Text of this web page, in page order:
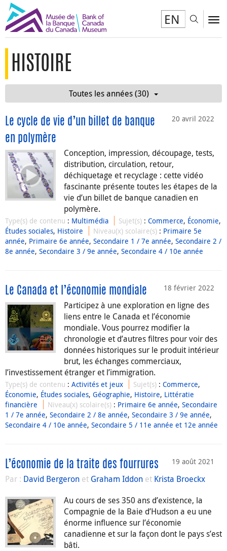
EN
HISTOIRE
Toutes les années (30)
20 avril 2022
Le cycle de vie d’un billet de banque
en polymère
Conception, impression, découpage, tests,
distribution, circulation, retour,
déchiquetage et recyclage : cette vidéo
fascinante présente toutes les étapes de la
vie d’un billet de banque canadien en
polymère.
Type(s) de contenu : Multimédia Sujet(s) :Commerce, Économie,
Études sociales, Histoire Niveau(x) scolaire(s) : Primaire 5e
année, Primaire 6e année, Secondaire 1 / 7e année, Secondaire 2 /
8e année, Secondaire 3 / 9e année, Secondaire 4 / 10e année
18 février 2022
Le Canada et l’économie mondiale
Participez à une exploration en ligne des
liens entre le Canada et l’économie
mondiale. Vous pourrez modifier la
chronologie et d’autres filtres pour voir des
données historiques sur le produit intérieur
brut, les échanges commerciaux,
l’investissement étranger et l’immigration.
Type(s) de contenu : Activités et jeux Sujet(s) :Commerce,
Économie, Études sociales, Géographie, Histoire, Littératie
financière
Niveau(x) scolaire(s) : Primaire 6e année,Secondaire
1 / 7e année, Secondaire 2 / 8e année, Secondaire 3 / 9e année,
Secondaire 4 / 10e année, Secondaire 5 / 11e année et 12e année
19 août 2021
L’économie de la traite des fourrures
Par : David Bergeron et Graham Iddon et Krista Broeckx
Au cours de ses 350 ans d’existence, la
Compagnie de la Baie d’Hudson a eu une
énorme influence sur l’économie
canadienne et sur la façon dont le pays s’est
bâti.